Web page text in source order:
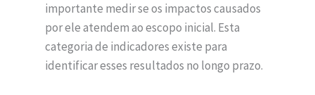
importante medir se os impactos causados
por ele atendem ao escopo inicial. Esta
categoria de indicadores existe para
identificar esses resultados no longo prazo.